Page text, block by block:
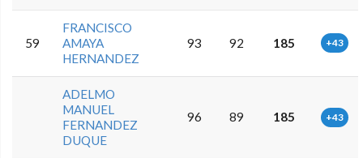
59
FRANCISCO
AMAYA
HERNANDEZ
93 92 185 +43
ADELMO
MANUEL
FERNANDEZ
DUQUE
96 89 185 +43